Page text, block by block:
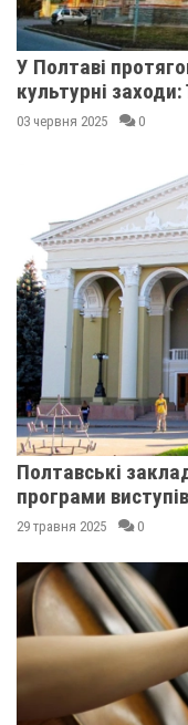
У Полтаві
культурні заходи:
03 червня 2025 0
Полтавські
програми
29 травня 2025 0